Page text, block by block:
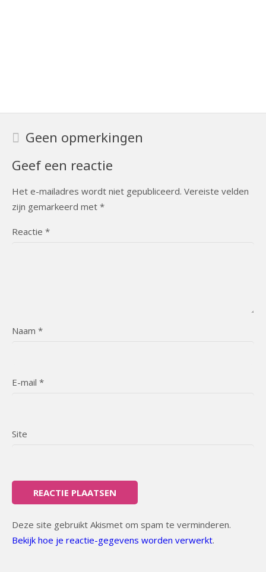
Geen opmerkingen
Geef een reactie
Het e-mailadres wordt niet gepubliceerd. Vereiste velden
zijn gemarkeerd met *
Reactie *
Naam *
E-mail *
Site
Deze site gebruikt Akismet om spam te verminderen.
Bekijk hoe je reactie-gegevens worden verwerkt.